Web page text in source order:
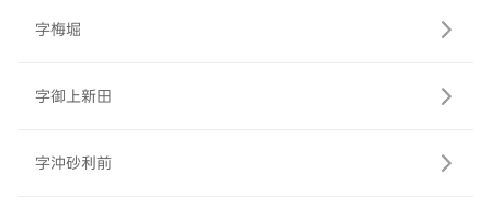
字梅堀
字御上新田
字沖砂利前